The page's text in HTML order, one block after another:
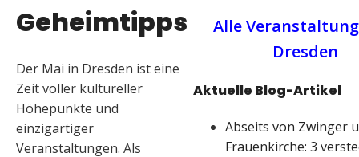
Geheimtipps
Der Mai in Dresden ist eine
Zeit voller kultureller
Höhepunkte und
einzigartiger
Veranstaltungen. Als
Alle
Dresden
Aktuelle Blog-Artikel
Abseits von Zwinger
Frauenkirche: 3